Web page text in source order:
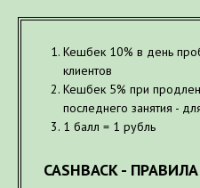
Кешбек 10% в день
клиентов
Кешбек 5% при
последнего занятия -
1 балл = 1 рубль
CASHBACK -